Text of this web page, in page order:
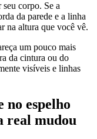
corpo. Se a
da parede e a linha
na altura que você vê.
um pouco mais
da cintura ou do
visíveis e linhas
espelho
real mudou